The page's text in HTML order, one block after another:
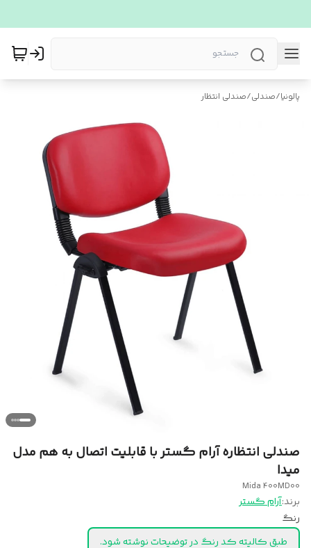
پالونیا/صندلی/صندلی انتظار
صندلی انتظاره آرام گستر با قابلیت اتصال به هم مدل
میدا
Mida 400MD00
برند:آرام گستر
رنگ
طبق کالیته کد رنگ در توضیحات نوشته شود.